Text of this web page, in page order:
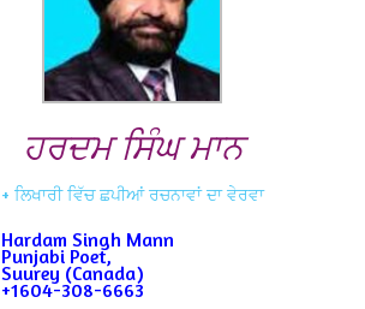
ਹਰਦਮ ਸਿੰਘ ਮਾਨ
+ ਲਿਖਾਰੀ ਵਿੱਚ ਛਪੀਆਂ ਰਚਨਾਵਾਂ ਦਾ ਵੇਰਵਾ
Hardam Singh Mann
Punjabi Poet,
Suurey (Canada)
+1604-308-6663